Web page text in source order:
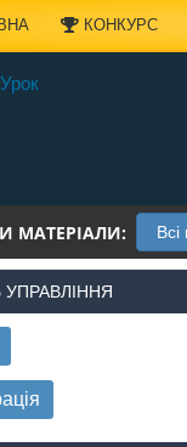
КОНКУРС
МАТЕРІАЛИ: